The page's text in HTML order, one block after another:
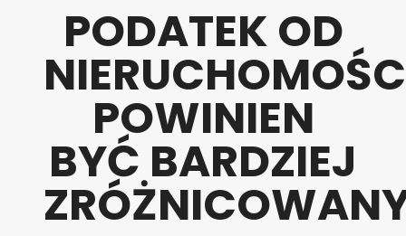
PODATEK OD
POWINIEN
BYĆ BARDZIEJ